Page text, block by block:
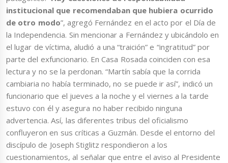
institucional que recomendaban que hubiera ocurrido
de otro modo”, agregó Fernández en el acto por el Día de
la Independencia. Sin mencionar a Fernández y ubicándolo en
el lugar de víctima, aludió a una “traición” e “ingratitud” por
parte del exfuncionario. En Casa Rosada coinciden con esa
lectura y no se la perdonan. “Martín sabía que la corrida
cambiaria no había terminado, no se puede ir así”, indicó un
funcionario que el jueves a la noche y el viernes a la tarde
estuvo con él y asegura no haber recibido ninguna
advertencia. Así, las diferentes tribus del oficialismo
confluyeron en sus críticas a Guzmán. Desde el entorno del
discípulo de Joseph Stiglitz respondieron a los
cuestionamientos, al señalar que entre el aviso al Presidente